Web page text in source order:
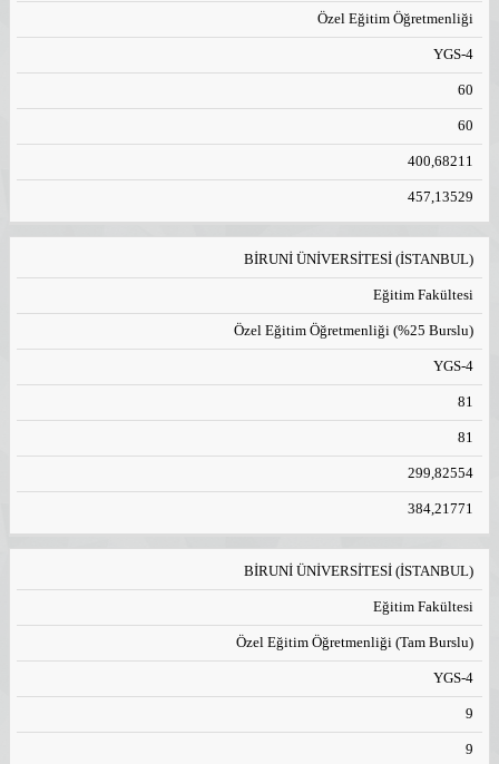
Özel Eğitim Öğretmenliği
YGS-4
60
60
400,68211
457,13529
BİRUNİ ÜNİVERSİTESİ (İSTANBUL)
Eğitim Fakültesi
Özel Eğitim Öğretmenliği (%25 Burslu)
YGS-4
81
81
299,82554
384,21771
BİRUNİ ÜNİVERSİTESİ (İSTANBUL)
Eğitim Fakültesi
Özel Eğitim Öğretmenliği (Tam Burslu)
YGS-4
9
9